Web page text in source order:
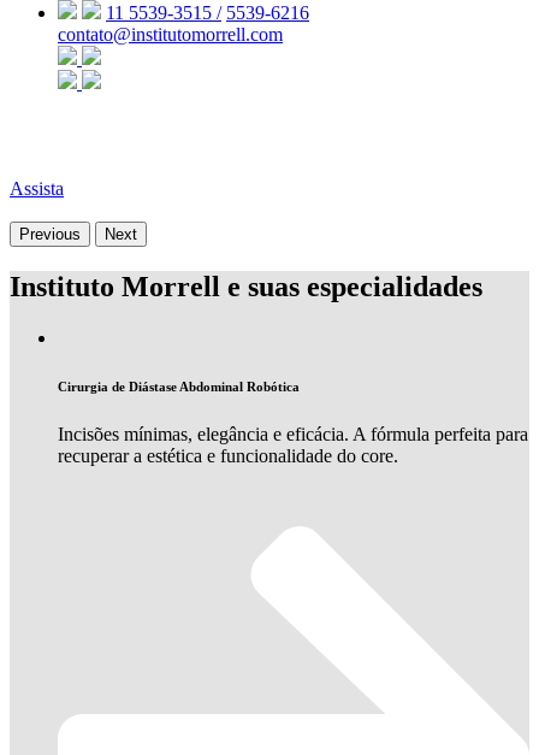
11 5539-3515 / 5539-6216
contato@institutomorrell.com
Assista
Previous Next
Instituto Morrell e suas especialidades
Cirurgia de Diástase Abdominal Robótica
Incisões mínimas, elegância e eficácia. A fórmula perfeita para
recuperar a estética e funcionalidade do core.